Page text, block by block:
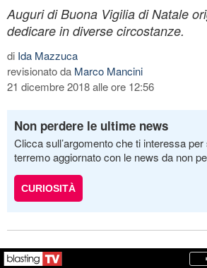
Auguri di Buona Vigilia di Natale
dedicare in diverse circostanze.
di Ida Mazzuca
revisionato da Marco Mancini
21 dicembre 2018 alle ore 12:56
Non perdere le ultime news
Clicca sull’argomento che ti interessa
terremo aggiornato con le news da non
CURIOSITÀ